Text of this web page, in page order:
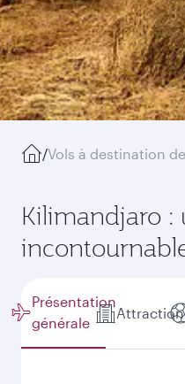
/Vols à destination
Kilimandjaro :
Présentation
générale